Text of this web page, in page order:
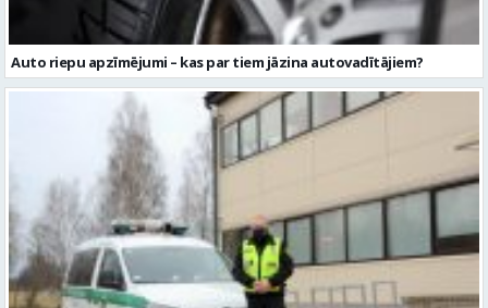
Auto riepu apzīmējumi – kas par tiem jāzina autovadītājiem?